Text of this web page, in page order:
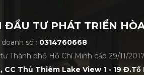
ĐẦU TƯ PHÁT TRIỂN
số : 0314760668
Thành phố Hồ Chí Minh cấp 29/11/2017
CC Thủ Thiêm Lake View 1 - 19